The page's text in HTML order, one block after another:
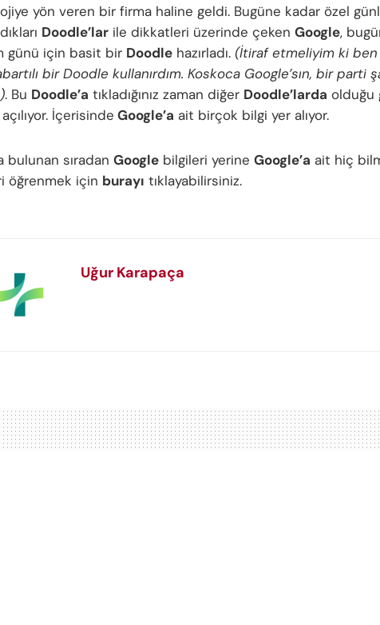
yön veren bir firma haline geldi. Bugüne kadar özel
Doodle’lar ile dikkatleri üzerinde çeken Google,
günü için basit bir Doodle hazırladı. (İtiraf etmeliyim ki
bir Doodle kullanırdım. Koskoca Google’sın, bir parti
. Bu Doodle’a tıkladığınız zaman diğer Doodle’larda olduğu
İçerisinde Google’a ait birçok bilgi yer alıyor.
bulunan sıradan Google bilgileri yerine Google’a ait hiç
öğrenmek için burayı tıklayabilirsiniz.
Uğur Karapaça